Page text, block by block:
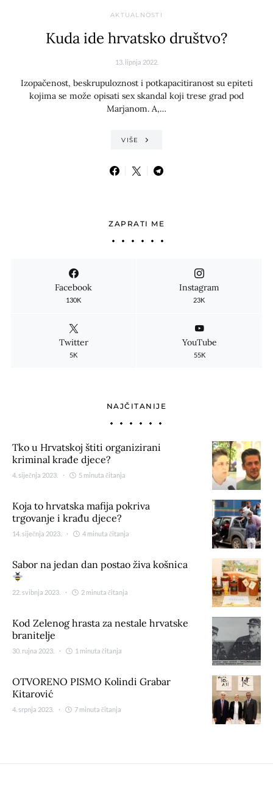
AKTUALNOSTI
Kuda ide hrvatsko društvo?
13. lipnja 2022.
Izopačenost, beskrupuloznost i potkapacitiranost su epiteti
kojima se može opisati sex skandal koji trese grad pod
Marjanom. A,…
VIŠE
ZAPRATI ME
Facebook
130K
Instagram
23K
Twitter
5K
YouTube
55K
NAJČITANIJE
Tko u Hrvatskoj štiti organizirani
kriminal krađe djece?
4. siječnja 2023. 5 minuta čitanja
Koja to hrvatska mafija pokriva
trgovanje i krađu djece?
14. siječnja 2023. 4 minuta čitanja
Sabor na jedan dan postao živa košnica
22. svibnja 2023. 2 minuta čitanja
Kod Zelenog hrasta za nestale hrvatske
branitelje
30. rujna 2023. 1 minuta čitanja
OTVORENO PISMO Kolindi Grabar
Kitarović
4. srpnja 2023. 7 minuta čitanja